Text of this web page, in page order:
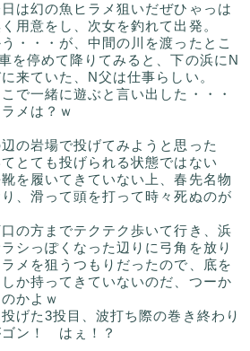
は幻の魚ヒラメ狙いだぜひゃっは
用意をし、次女を釣れて出発。
・・・が、中間の川を渡ったとこ
を停めて降りてみると、下の浜にN
来ていた、N父は仕事らしい。
で一緒に遊ぶと言い出した・・・
メは？ｗ
の岩場で投げてみようと思った
とても投げられる状態ではない
を履いてきていない上、春先名物
、滑って頭を打って時々死ぬのが
の方までテクテク歩いて行き、浜
シっぽくなった辺りに弓角を放り
メを狙うつもりだったので、底を
か持ってきていないのだ、つーか
かよｗ
げた3投目、波打ち際の巻き終わり
ン！ はぇ！？